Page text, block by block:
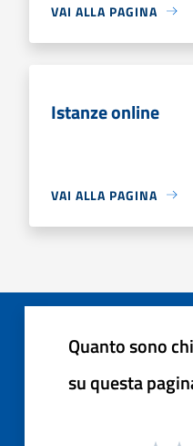
VAI ALLA PAGINA
Istanze online
VAI ALLA PAGINA
Quanto sono
su questa